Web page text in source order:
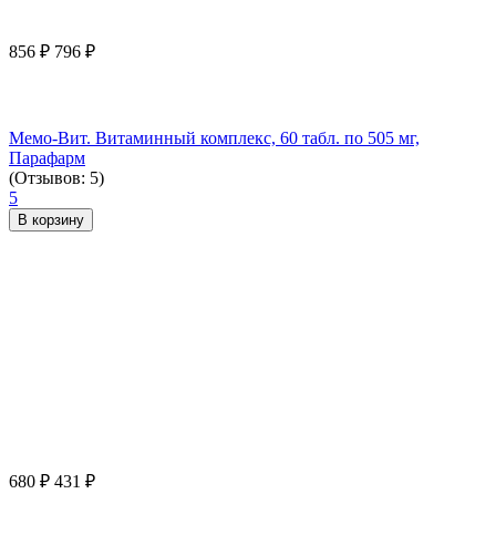
856 ₽ 796 ₽
Мемо-Вит. Витаминный комплекс, 60 табл. по 505 мг,
Парафарм
(Отзывов: 5)
5
В корзину
680 ₽ 431 ₽